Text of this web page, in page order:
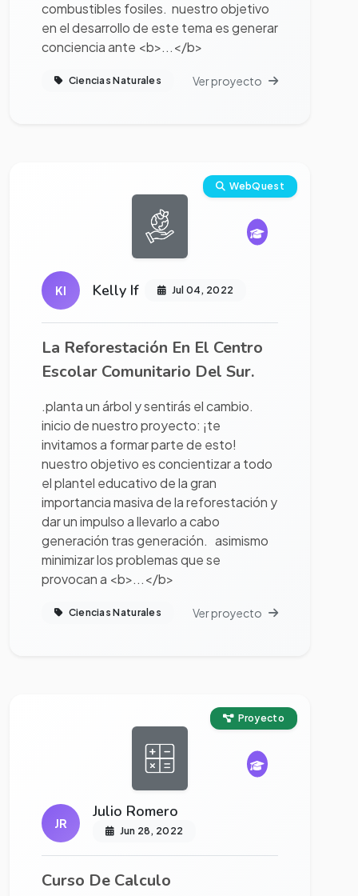
combustibles fosiles. nuestro objetivo
en el desarrollo de este tema es generar
conciencia ante <b>...</b>
Ciencias Naturales Ver proyecto
WebQuest
KI Kelly If Jul 04, 2022
La Reforestación En El Centro
Escolar Comunitario Del Sur.
.planta un árbol y sentirás el cambio.
inicio de nuestro proyecto: ¡te
invitamos a formar parte de esto!
nuestro objetivo es concientizar a todo
el plantel educativo de la gran
importancia masiva de la reforestación y
dar un impulso a llevarlo a cabo
generación tras generación. asimismo
minimizar los problemas que se
provocan a <b>...</b>
Ciencias Naturales Ver proyecto
Proyecto
JR
Julio Romero
Jun 28, 2022
Curso De Calculo